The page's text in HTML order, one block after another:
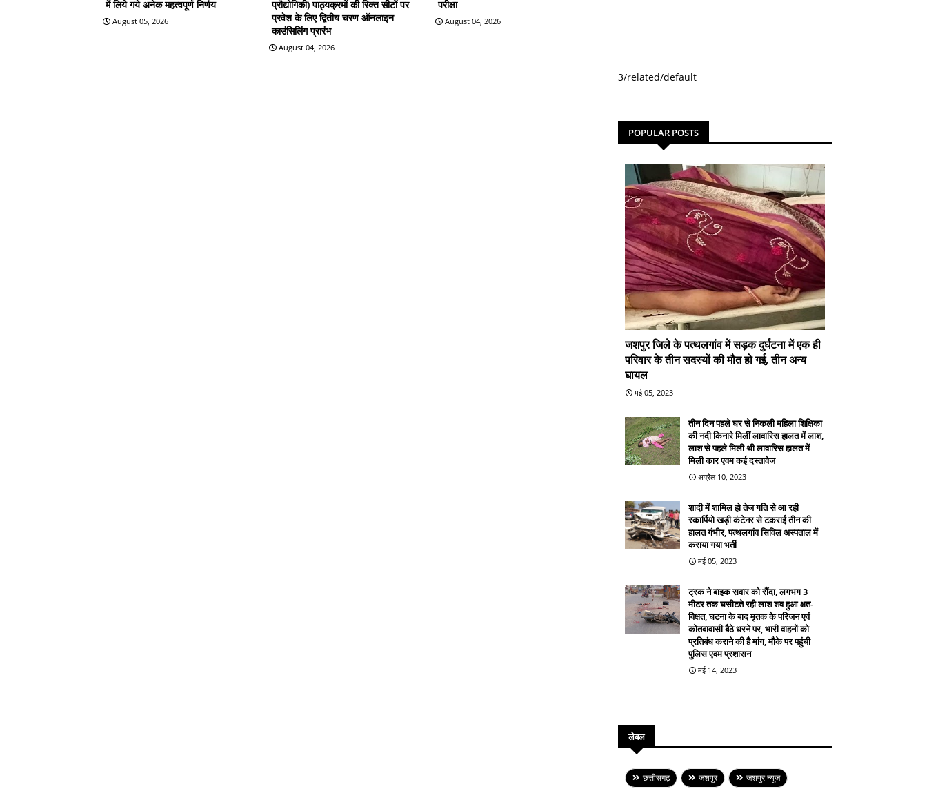
में लिये गये अनेक महत्वपूर्ण निर्णय
August 05, 2026
प्रौद्योगिकी) पाठ्यक्रमों की रिक्त सीटों पर
प्रवेश के लिए द्वितीय चरण ऑनलाइन
काउंसिलिंग प्रारंभ
August 04, 2026
परीक्षा
August 04, 2026
3/related/default
POPULAR POSTS
जशपुर जिले के पत्थलगांव में सड़क दुर्घटना में एक ही
परिवार के तीन सदस्यों की मौत हो गई, तीन अन्य
घायल
मई 05, 2023
तीन दिन पहले घर से निकली महिला शिक्षिका
की नदी किनारे मिलीं लावारिस हालत में लाश,
लाश से पहले मिली थी लावारिस हालत में
मिली कार एवम कई दस्तावेज
अप्रैल 10, 2023
शादी में शामिल हो तेज गति से आ रही
स्कार्पियो खड़ी कंटेनर से टकराई तीन की
हालत गंभीर, पत्थलगांव सिविल अस्पताल में
कराया गया भर्ती
मई 05, 2023
ट्रक ने बाइक सवार को रौंदा, लगभग 3
मीटर तक घसीटते रही लाश शव हुआ क्षत-
विक्षत, घटना के बाद मृतक के परिजन एवं
कोतबावासी बैठे धरने पर, भारी वाहनों को
प्रतिबंध कराने की है मांग, मौके पर पहुंची
पुलिस एवम प्रशासन
मई 14, 2023
लेबल
छत्तीसगढ़ जशपुर जशपुर न्यूज़